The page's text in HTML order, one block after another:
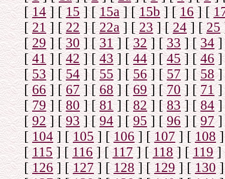
[14] [15] [15a] [15b] [16] [
[21] [22 ] [22a] [23] [24] [25
[29] [30] [31] [32] [33] [34]
[41] [42] [43] [44] [45] [46]
[53] [54] [55] [56] [57] [58]
[66] [67] [68] [69] [70] [71]
[79] [80] [81] [82] [83] [84]
[92] [93] [94] [95] [96] [97]
[104] [105] [106] [107] [108]
[115] [116] [117] [118] [119]
[126] [127] [128] [129] [130]